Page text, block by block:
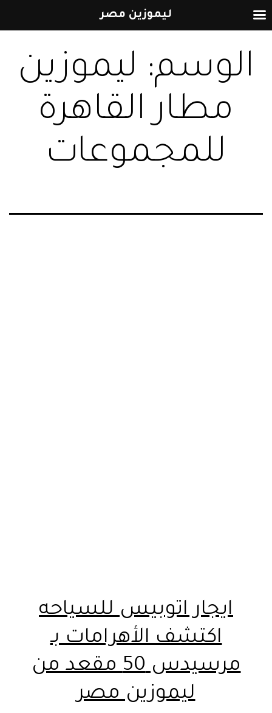
المحتوى
الوسم: ليموزين
مطار القاهرة
للمجموعات
ايجار اتوبيس للسياحه
اكتشف الأهرامات بـ
مرسيدس 50 مقعد من
ليموزين مصر
ليموزين مصر